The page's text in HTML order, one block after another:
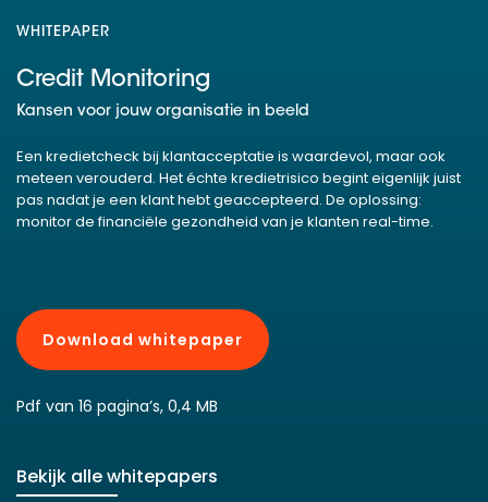
WHITEPAPER
Credit Monitoring
Kansen voor jouw organisatie in beeld
Een kredietcheck bij klantacceptatie is waardevol, maar ook
meteen verouderd. Het échte kredietrisico begint eigenlijk juist
pas nadat je een klant hebt geaccepteerd. De oplossing:
monitor de financiële gezondheid van je klanten real-time.
Download whitepaper
Pdf van 16 pagina’s, 0,4 MB
Bekijk alle whitepapers